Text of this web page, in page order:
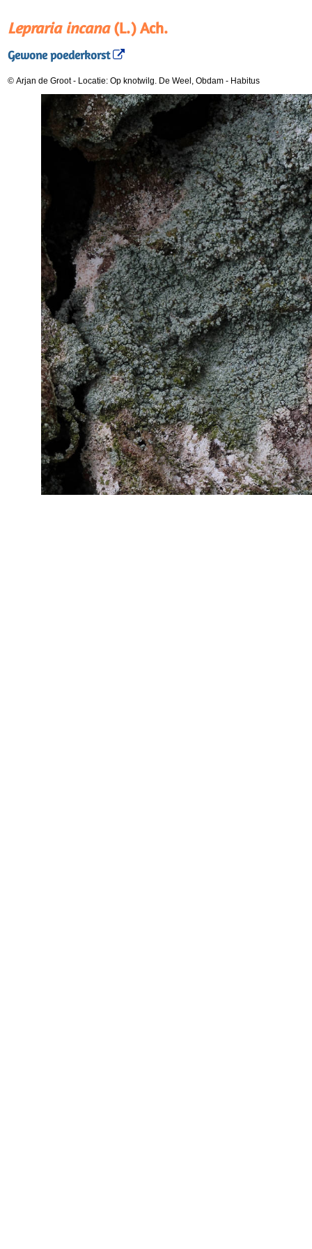
Lepraria incana(L.) Ach.
Gewone poederkorst
© Arjan de Groot- Locatie: Op knotwilg. De Weel, Obdam - Habitus